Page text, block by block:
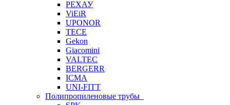
РЕХАУ
ViEiR
UPONOR
TECE
Gekon
Giacomini
VALTEC
BERGERR
ICMA
UNI-FITT
Полипропиленовые трубы